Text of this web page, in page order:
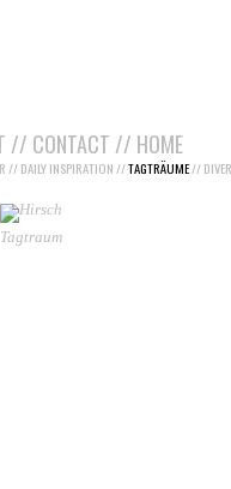
//DAILY INSPIRATION //TAGTRÄUME//
// CONTACT // HOME
Tagtraum